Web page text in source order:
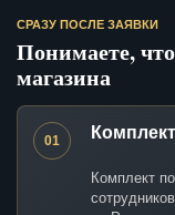
СРАЗУ ПОСЛЕ ЗАЯВКИ
Понимаете,
магазина
01
Комплект